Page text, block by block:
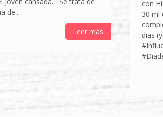
de...
Leer más
con
30 ml
dias